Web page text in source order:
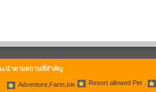
นำตามสถานที่สำคัญ
Adventure,Farm,แพ Resort allowed Pet